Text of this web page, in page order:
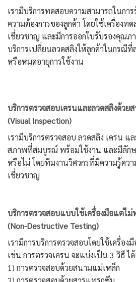
เรามีบริการทดสอบความสามารถในกา
ความต้องการของลูกค้า โดยใช้เครื่องท
เชี่ยวชาญ และมีการออกใบรับรองคุณภ
บริการเปลี่ยนลวดสลิงให้ลูกค้าในกรณีที่
หรือหมดอายุการใช้งาน
บริการตรวจสอบเครนและลวดสลิงด้วย
(Visual Inspection)
เรามีบริการตรวจสอบ ลวดสลิง เครน
สภาพที่สมบูรณ์ พร้อมใช้งาน และมีลัก
หรือไม่ โดยทีมงานวิศวกรที่มีความรู้คว
เชี่ยวชาญ
บริการตรวจสอบแบบใช้เครื่องมือแต่ไ
(Non-Destructive Testing)
เรามีการบริการตรวจสอบโดยใช้เครื่อ
เช่น การตรวจเครน จะแบ่งเป็น 3 วิธี ไ
1) การตรวจสอบด้วยสนามแม่เหล็ก